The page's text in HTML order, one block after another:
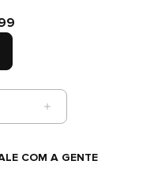
COM A GENTE